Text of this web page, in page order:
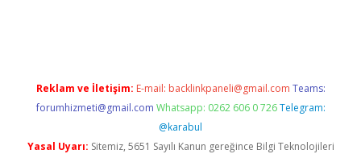
Reklam ve İletişim: E-mail: backlinkpaneli@gmail.com Teams:
forumhizmeti@gmail.com Whatsapp: 0262 606 0 726 Telegram:
@karabul
Yasal Uyarı: Sitemiz, 5651 Sayılı Kanun gereğince Bilgi Teknolojileri